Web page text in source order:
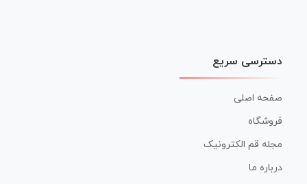
دسترسی سریع
صفحه اصلی
فروشگاه
مجله قم الکترونیک
درباره ما